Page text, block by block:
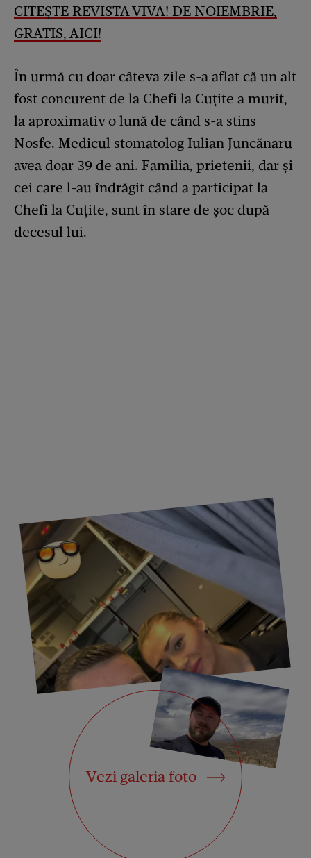
CITEȘTE REVISTA VIVA! DE NOIEMBRIE,
GRATIS, AICI!
În urmă cu doar câteva zile s-a aflat că un alt
fost concurent de la Chefi la Cuțite a murit,
la aproximativ o lună de când s-a stins
Nosfe. Medicul stomatolog Iulian Juncănaru
avea doar 39 de ani. Familia, prietenii, dar și
cei care l-au îndrăgit când a participat la
Chefi la Cuțite, sunt în stare de șoc după
decesul lui.
Vezi galeria foto